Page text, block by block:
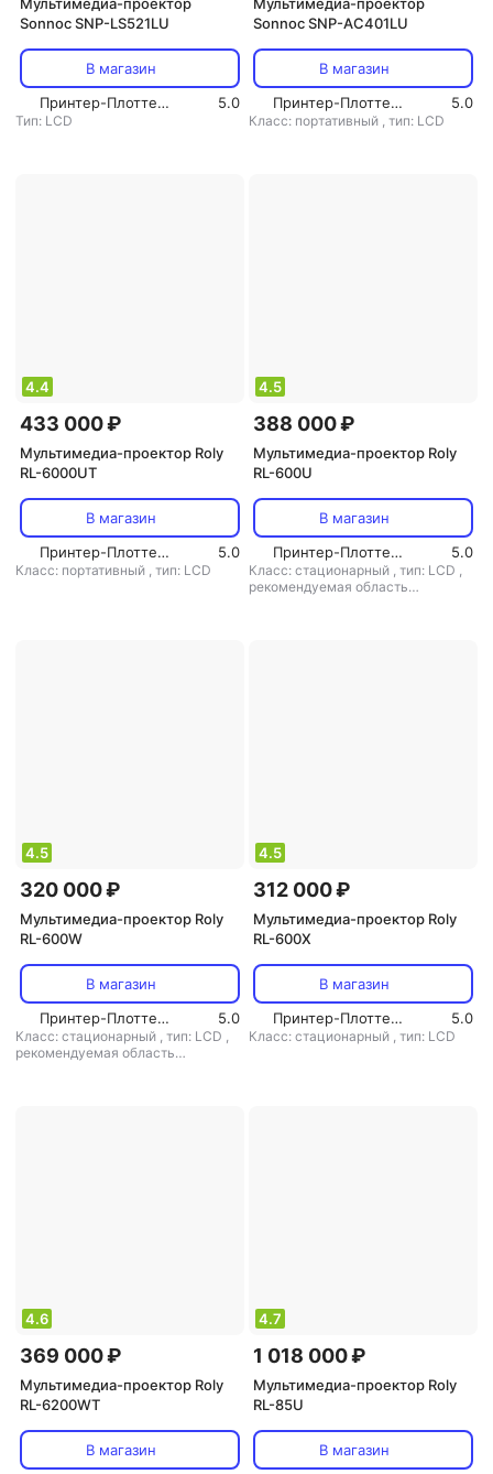
Sonnoc SNP-LS521LU
В магазин
Принтер-Плоттер.ру
5.0
Тип: LCD
Sonnoc SNP-AC401LU
В магазин
Принтер-Плоттер.ру
5.0
Класс: портативный , тип: LCD
4.4
433 000 ₽
Мультимедиа-проектор Roly
RL-6000UT
В магазин
Принтер-Плоттер.ру
5.0
Класс: портативный , тип: LCD
4.5
388 000 ₽
Мультимедиа-проектор Roly
RL-600U
В магазин
Принтер-Плоттер.ру
5.0
Класс: стационарный , тип: LCD ,
рекомендуемая область
4.5
320 000 ₽
Мультимедиа-проектор Roly
RL-600W
В магазин
Принтер-Плоттер.ру
5.0
Класс: стационарный , тип: LCD ,
рекомендуемая область
4.5
312 000 ₽
Мультимедиа-проектор Roly
RL-600X
В магазин
Принтер-Плоттер.ру
5.0
Класс: стационарный , тип: LCD
4.6
369 000 ₽
Мультимедиа-проектор Roly
RL-6200WT
В магазин
4.7
1 018 000 ₽
Мультимедиа-проектор Roly
RL-85U
В магазин